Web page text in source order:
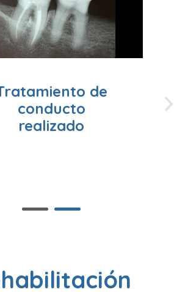
de
conducto
realizado